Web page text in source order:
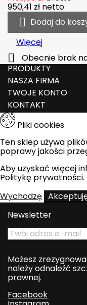
950,41 zł netto
 Dodaj do
Więcej

Obecnie brak
PRODUKTY
NASZA FIRMA
TWOJE KONTO
KONTAKT
Pliki cookies
Ten sklep używa
poprawy jakości
Aby uzyskać więcej
Politykę prywatności.
Wychodzę
Newsletter
Możesz
należy odnaleźć
prawnej.
Facebook